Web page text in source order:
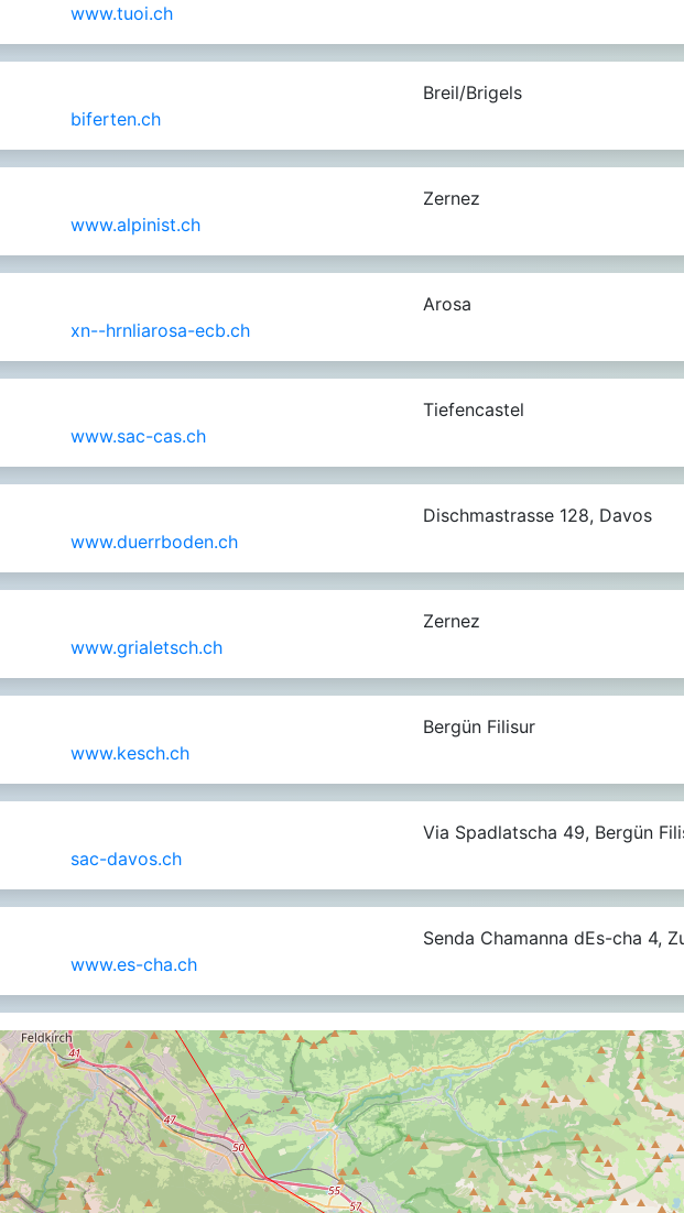
www.tuoi.ch
biferten.ch
Breil/Brigels
www.alpinist.ch
Zernez
xn--hrnliarosa-ecb.ch
Arosa
www.sac-cas.ch
Tiefencastel
www.duerrboden.ch
Dischmastrasse 128, Davos
www.grialetsch.ch
Zernez
www.kesch.ch
Bergün Filisur
sac-davos.ch
Via Spadlatscha 49, Bergün
www.es-cha.ch
Senda Chamanna dEs-cha 4,